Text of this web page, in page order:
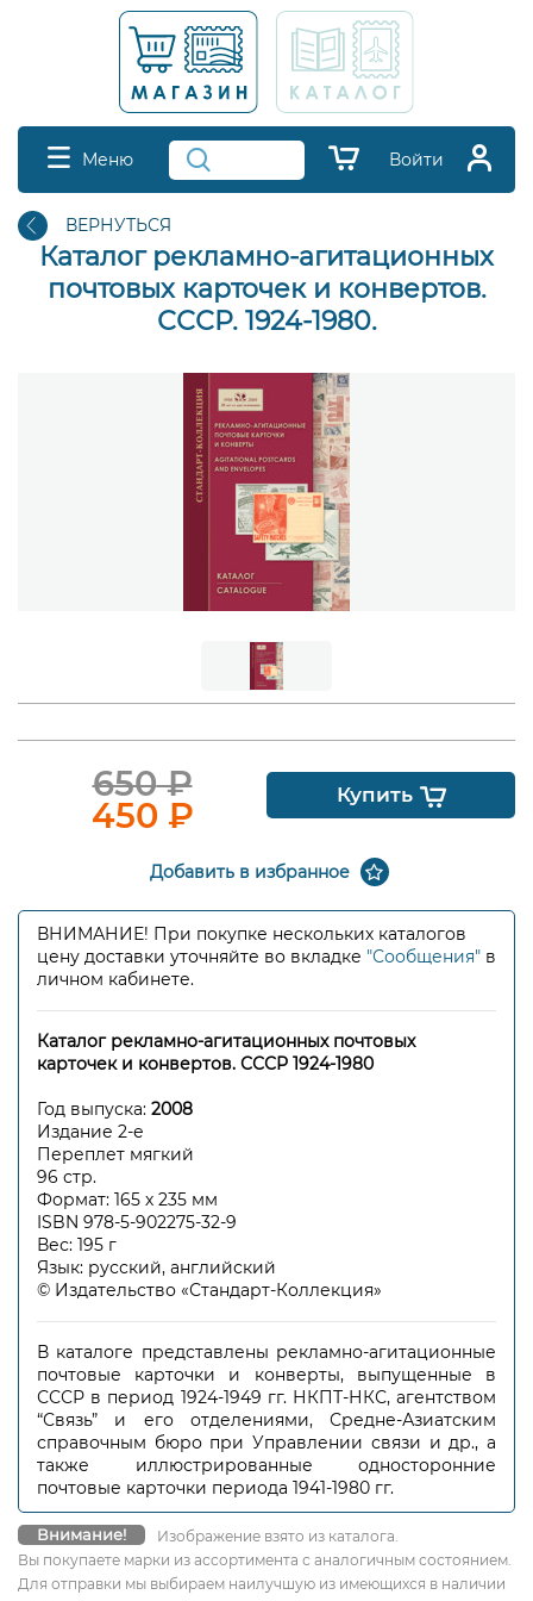
Меню Войти
ВЕРНУТЬСЯ
Каталог рекламно-агитационных
почтовых карточек и конвертов.
СССР. 1924-1980.
650₽
450₽
Купить
Добавить в избранное
ВНИМАНИЕ! При покупке нескольких каталогов
цену доставки уточняйте во вкладке "Сообщения" в
личном кабинете.
Каталог рекламно-агитационных почтовых
карточек и конвертов. СССР 1924-1980
Год выпуска: 2008
Издание 2-е
Переплет мягкий
96 стр.
Формат: 165 х 235 мм
ISBN 978-5-902275-32-9
Вес: 195 г
Язык: русский, английский
© Издательство «Стандарт-Коллекция»
В каталоге представлены рекламно-агитационные
почтовые карточки и конверты, выпущенные в
СССР в период 1924-1949 гг. НКПТ-НКС, агентством
“Связь” и его отделениями, Средне-Азиатским
справочным бюро при Управлении связи и др., а
также иллюстрированные односторонние
почтовые карточки периода 1941-1980 гг.
Внимание!
Изображение взято из каталога.
Вы покупаете марки из ассортимента с аналогичным состоянием.
Для отправки мы выбираем наилучшую из имеющихся в наличии